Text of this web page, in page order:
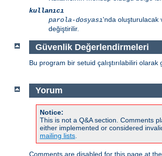
kullanıcı
parola-dosyası'nda oluşturulacak
değiştirilir.
Güvenlik Değerlendirmeleri
Bu program bir setuid çalıştırılabiliri olarak
Yorum
Notice:
This is not a Q&A section. Comments
either implemented or considered
mailing lists
Comments are disabled for this page at